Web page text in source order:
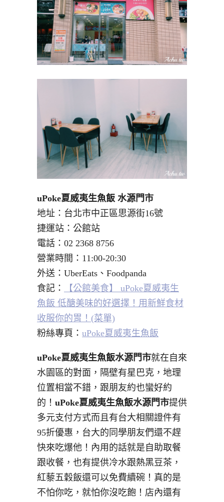
uPoke夏威夷生魚飯 水源門市
地址：台北市中正區思源街16號
捷運站：公館站
電話：02 2368 8756
營業時間：11:00-20:30
外送：UberEats、Foodpanda
食記：
【公館美食】 uPoke夏威夷生
魚飯 低醣美味的好選擇！用新鮮食材
收服你的胃！(菜單)
粉絲專頁： uPoke夏威夷生魚飯
uPoke夏威夷生魚飯水源門市就在自來
水園區的對面，隔壁有星巴克，地理
位置相當不錯，跟朋友約也蠻好約
的！ uPoke夏威夷生魚飯水源門市提供
多元支付方式而且有台大相關證件有
95折優惠，台大的同學朋友們還不趕
快來吃爆他！內用的話就是自助取餐
跟收餐，也有提供冷水跟熱黑豆茶，
紅藜五穀飯還可以免費續碗！真的是
不怕你吃，就怕你沒吃飽！店內還有